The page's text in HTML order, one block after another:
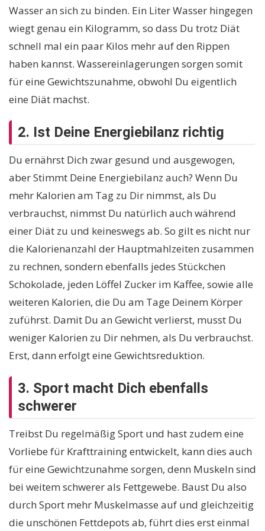
Wasser an sich zu binden. Ein Liter Wasser hingegen
wiegt genau ein Kilogramm, so dass Du trotz Diät
schnell mal ein paar Kilos mehr auf den Rippen
haben kannst. Wassereinlagerungen sorgen somit
für eine Gewichtszunahme, obwohl Du eigentlich
eine Diät machst.
2. Ist Deine Energiebilanz richtig
Du ernährst Dich zwar gesund und ausgewogen,
aber Stimmt Deine Energiebilanz auch? Wenn Du
mehr Kalorien am Tag zu Dir nimmst, als Du
verbrauchst, nimmst Du natürlich auch während
einer Diät zu und keineswegs ab. So gilt es nicht nur
die Kalorienanzahl der Hauptmahlzeiten zusammen
zu rechnen, sondern ebenfalls jedes Stückchen
Schokolade, jeden Löffel Zucker im Kaffee, sowie alle
weiteren Kalorien, die Du am Tage Deinem Körper
zuführst. Damit Du an Gewicht verlierst, musst Du
weniger Kalorien zu Dir nehmen, als Du verbrauchst.
Erst, dann erfolgt eine Gewichtsreduktion.
3. Sport macht Dich ebenfalls
schwerer
Treibst Du regelmäßig Sport und hast zudem eine
Vorliebe für Krafttraining entwickelt, kann dies auch
für eine Gewichtzunahme sorgen, denn Muskeln sind
bei weitem schwerer als Fettgewebe. Baust Du also
durch Sport mehr Muskelmasse auf und gleichzeitig
die unschönen Fettdepots ab, führt dies erst einmal